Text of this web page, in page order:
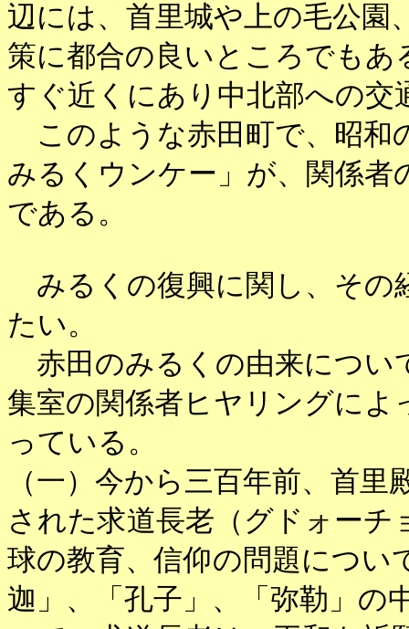
辺には、首里城や上の毛公園
策に都合の良いところでも
すぐ近くにあり中北部への交
このような赤田町で、昭和
みるくウンケー」が、関係者
である。
みるくの復興に関し、その
たい。
赤田のみるくの由来につい
集室の関係者ヒヤリングに
っている。
（一）今から三百年前、首
された求道長老（グドォー
球の教育、信仰の問題につい
迦」、「孔子」、「弥勒」の